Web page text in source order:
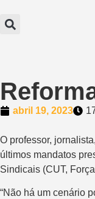
abril 19, 2023
O professor,
últimos mandatos
Sindicais (CUT,
“Não há um cenário